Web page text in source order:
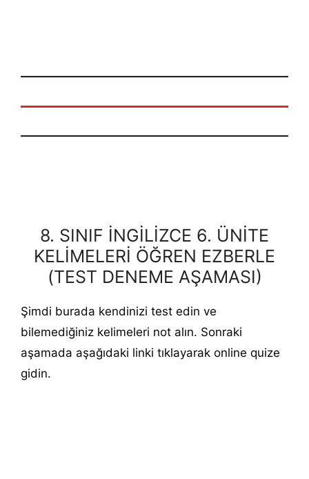
8. SINIF İNGİLİZCE 6. ÜNİTE
KELİMELERİ ÖĞREN EZBERLE
(TEST DENEME AŞAMASI)
Şimdi burada kendinizi test edin ve
bilemediğiniz kelimeleri not alın. Sonraki
aşamada aşağıdaki linki tıklayarak online quize
gidin.